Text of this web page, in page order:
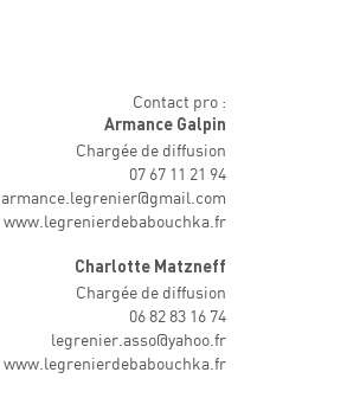
Contact pro :
Armance Galpin
Chargée de diffusion
07 67 11 21 94
armance.legrenier@gmail.com
www.legrenierdebabouchka.fr
Charlotte Matzneff
Chargée de diffusion
06 82 83 16 74
legrenier.asso@yahoo.fr
www.legrenierdebabouchka.fr